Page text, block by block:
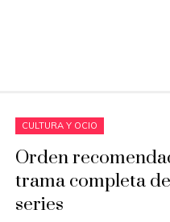
CULTURA Y OCIO
Orden
trama completa
series